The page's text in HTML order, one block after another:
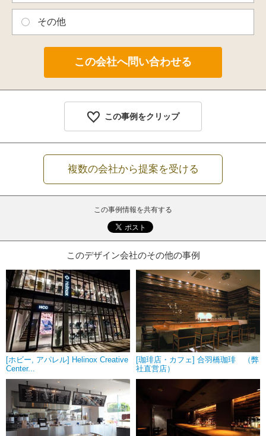
その他
この事例をクリップ
複数の会社から提案を受ける
この事例情報を共有する
このデザイン会社のその他の事例
[ホビー, アパレル] Helinox Creative
Center...
[珈琲店・カフェ] 合羽橋珈琲 （弊
社直営店）